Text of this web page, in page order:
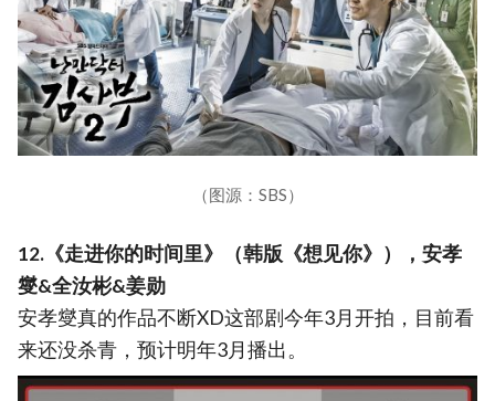
（图源：SBS）
12.《走进你的时间里》（韩版《想见你》），安孝
燮&全汝彬&姜勋
安孝燮真的作品不断XD这部剧今年3月开拍，目前看
来还没杀青，预计明年3月播出。